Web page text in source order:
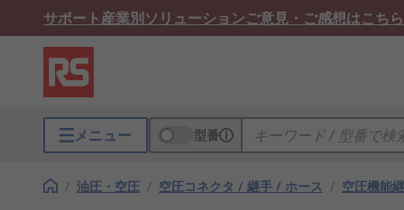
サポート産業別ソリューションご意見・ご感想はこちら
メニュー 型番
/ 油圧・空圧 / 空圧コネクタ / 継手 / ホース / 空圧機能